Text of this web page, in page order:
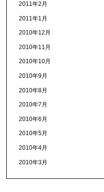
2011年2月
2011年1月
2010年12月
2010年11月
2010年10月
2010年9月
2010年8月
2010年7月
2010年6月
2010年5月
2010年4月
2010年3月